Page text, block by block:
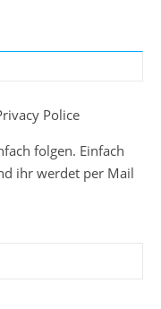
Police
folgen. Einfach
ihr werdet per Mail